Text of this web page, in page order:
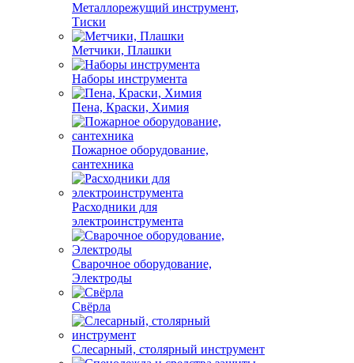
Металлорежущий инструмент,
Тиски
Метчики, Плашки
Наборы инструмента
Пена, Краски, Химия
Пожарное оборудование,
сантехника
Расходники для
электроинструмента
Сварочное оборудование,
Электроды
Свёрла
Слесарный, столярный инструмент